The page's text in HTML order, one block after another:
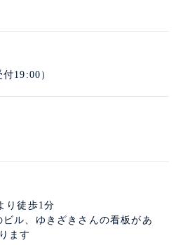
19:00）
り徒歩1分
ル、ゆきざきさんの看板があ
ます